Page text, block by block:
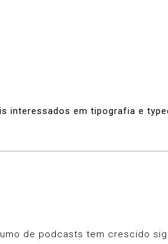
interessados em tipografia e
de podcasts tem crescido